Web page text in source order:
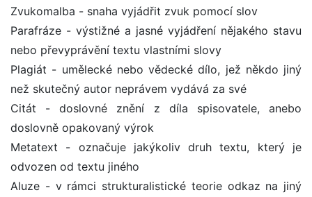
Zvukomalba - snaha vyjádřit zvuk pomocí slov
Parafráze - výstižné a jasné vyjádření nějakého stavu
nebo převyprávění textu vlastními slovy
Plagiát - umělecké nebo vědecké dílo, jež někdo jiný
než skutečný autor neprávem vydává za své
Citát - doslovné znění z díla spisovatele, anebo
doslovně opakovaný výrok
Metatext - označuje jakýkoliv druh textu, který je
odvozen od textu jiného
Aluze - v rámci strukturalistické teorie odkaz na jiný